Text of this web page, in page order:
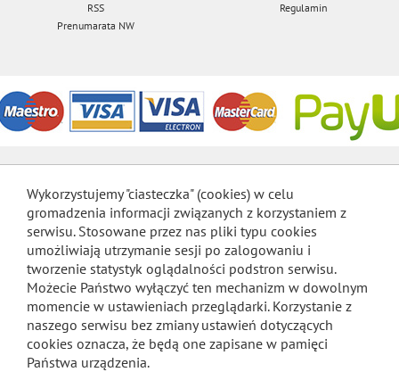
RSS
Regulamin
Prenumarata NW
Wykorzystujemy "ciasteczka" (cookies) w celu
gromadzenia informacji związanych z korzystaniem z
serwisu. Stosowane przez nas pliki typu cookies
umożliwiają utrzymanie sesji po zalogowaniu i
tworzenie statystyk oglądalności podstron serwisu.
Możecie Państwo wyłączyć ten mechanizm w dowolnym
momencie w ustawieniach przeglądarki. Korzystanie z
naszego serwisu bez zmiany ustawień dotyczących
cookies oznacza, że będą one zapisane w pamięci
Państwa urządzenia.